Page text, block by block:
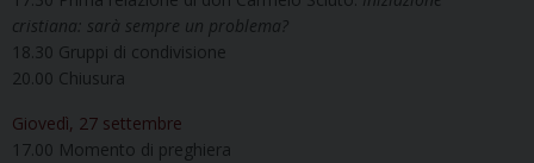
cristiana: sarà sempre un problema?
18.30 Gruppi di condivisione
20.00 Chiusura
Giovedì, 27 settembre
17.00 Momento di preghiera